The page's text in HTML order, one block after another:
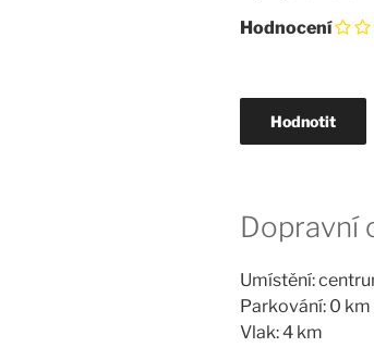
Hodnocení
Dopravní
Umístění:
Parkování: 0 km
Vlak: 4 km